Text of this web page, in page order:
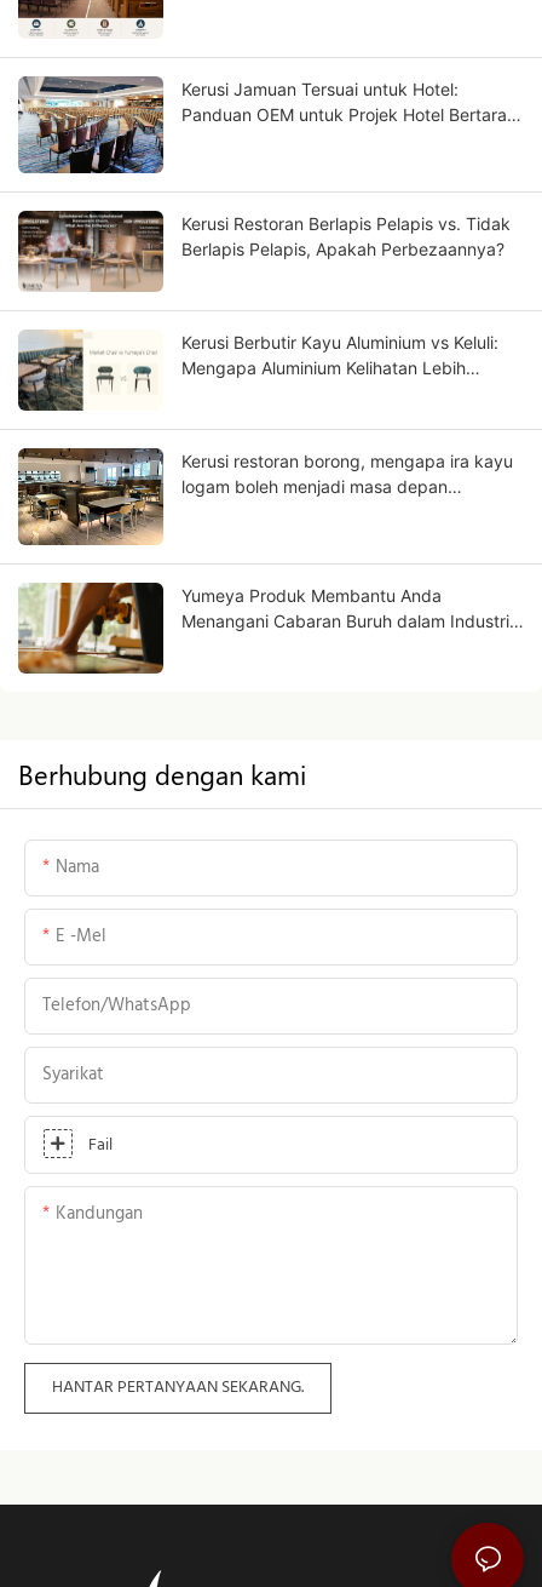
Kerusi Jamuan Tersuai untuk Hotel:
Panduan OEM untuk Projek Hotel Bertaraf
Kerusi Restoran Berlapis Pelapis vs. Tidak
Berlapis Pelapis, Apakah Perbezaannya?
Kerusi Berbutir Kayu Aluminium vs Keluli:
Mengapa Aluminium Kelihatan Lebih
Kerusi restoran borong, mengapa ira kayu
logam boleh menjadi masa depan
Yumeya Produk Membantu Anda
Menangani Cabaran Buruh dalam Industri
Berhubung dengan kami
Nama
E -mel
Telefon/WhatsApp
Syarikat
Fail
Kandungan
HANTAR PERTANYAAN SEKARANG.